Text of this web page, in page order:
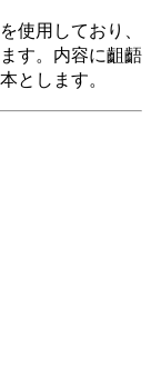
使用しており、
す。内容に齟齬
とします。